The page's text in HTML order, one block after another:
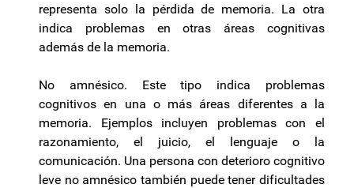
representa solo la pérdida de memoria. La otra
indica problemas en otras áreas cognitivas
además de la memoria.
No amnésico. Este tipo indica problemas
cognitivos en una o más áreas diferentes a la
memoria. Ejemplos incluyen problemas con el
razonamiento, el juicio, el lenguaje o la
comunicación. Una persona con deterioro cognitivo
leve no amnésico también puede tener dificultades